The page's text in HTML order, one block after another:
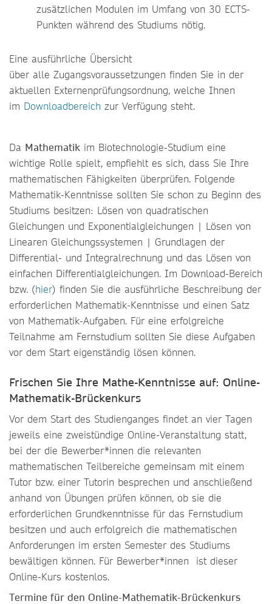
zusätzlichen Modulen im Umfang von 30 ECTS-
Punkten während des Studiums nötig.
Eine ausführliche Übersicht
über alle Zugangsvoraussetzungen finden Sie in der
aktuellen Externenprüfungsordnung, welche Ihnen
im Downloadbereich zur Verfügung steht.
Da Mathematik im Biotechnologie-Studium eine
wichtige Rolle spielt, empfiehlt es sich, dass Sie Ihre
mathematischen Fähigkeiten überprüfen. Folgende
Mathematik-Kenntnisse sollten Sie schon zu Beginn des
Studiums besitzen: Lösen von quadratischen
Gleichungen und Exponentialgleichungen | Lösen von
Linearen Gleichungssystemen | Grundlagen der
Differential- und Integralrechnung und das Lösen von
einfachen Differentialgleichungen. Im Download-Bereich
bzw. (hier) finden Sie die ausführliche Beschreibung der
erforderlichen Mathematik-Kenntnisse und einen Satz
von Mathematik-Aufgaben. Für eine erfolgreiche
Teilnahme am Fernstudium sollten Sie diese Aufgaben
vor dem Start eigenständig lösen können.
Frischen Sie Ihre Mathe-Kenntnisse auf: Online-
Mathematik-Brückenkurs
Vor dem Start des Studienganges findet an vier Tagen
jeweils eine zweistündige Online-Veranstaltung statt,
bei der die Bewerber*innen die relevanten
mathematischen Teilbereiche gemeinsam mit einem
Tutor bzw. einer Tutorin besprechen und anschließend
anhand von Übungen prüfen können, ob sie die
erforderlichen Grundkenntnisse für das Fernstudium
besitzen und auch erfolgreich die mathematischen
Anforderungen im ersten Semester des Studiums
bewältigen können. Für Bewerber*innen ist dieser
Online-Kurs kostenlos.
Termine für den Online-Mathematik-Brückenkurs